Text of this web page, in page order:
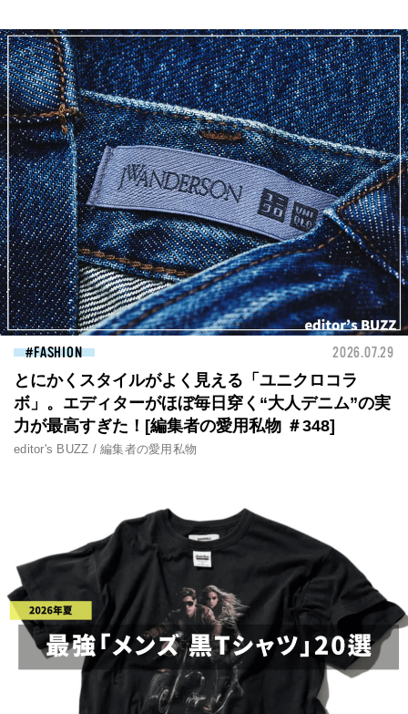
FASHION 2026.07.29
とにかくスタイルがよく見える「ユニクロコラ
ボ」。エディターがほぼ毎日穿く“大人デニム”の実
力が最高すぎた！[編集者の愛用私物 ＃348]
editor's BUZZ / 編集者の愛用私物